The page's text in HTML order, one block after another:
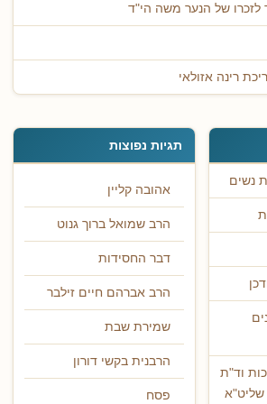
של הנער משה הי"ד
רינה אזולאי
נשים
וד"ת
שליט"א
תגיות נפוצות
אהובה קליין
הרב שמואל ברוך גנוט
דבר החסידות
הרב אברהם חיים זילבר
שמירת שבת
הרבנית בקשי דורון
פסח